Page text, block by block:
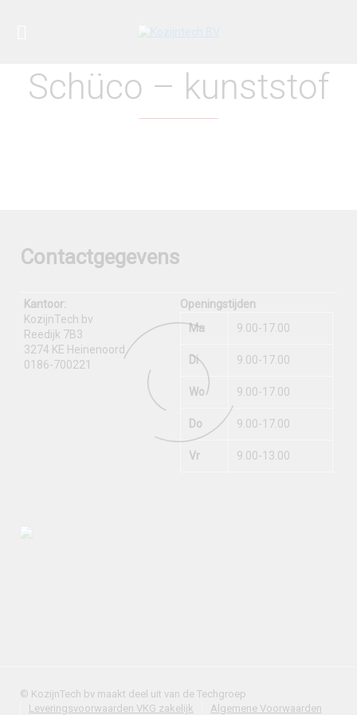
Schüco – kunststof
Contactgegevens
Kantoor:
KozijnTech bv
Reedijk 7B3
3274 KE Heinenoord
0186-700221
Openingstijden
Ma
9.00-17.00
Di 9.00-17.00
Wo 9.00-17.00
Do 9.00-17.00
Vr 9.00-13.00
© KozijnTech bv maakt deel uit van de Techgroep
Leveringsvoorwaarden VKG zakelijk
Algemene Voorwaarden